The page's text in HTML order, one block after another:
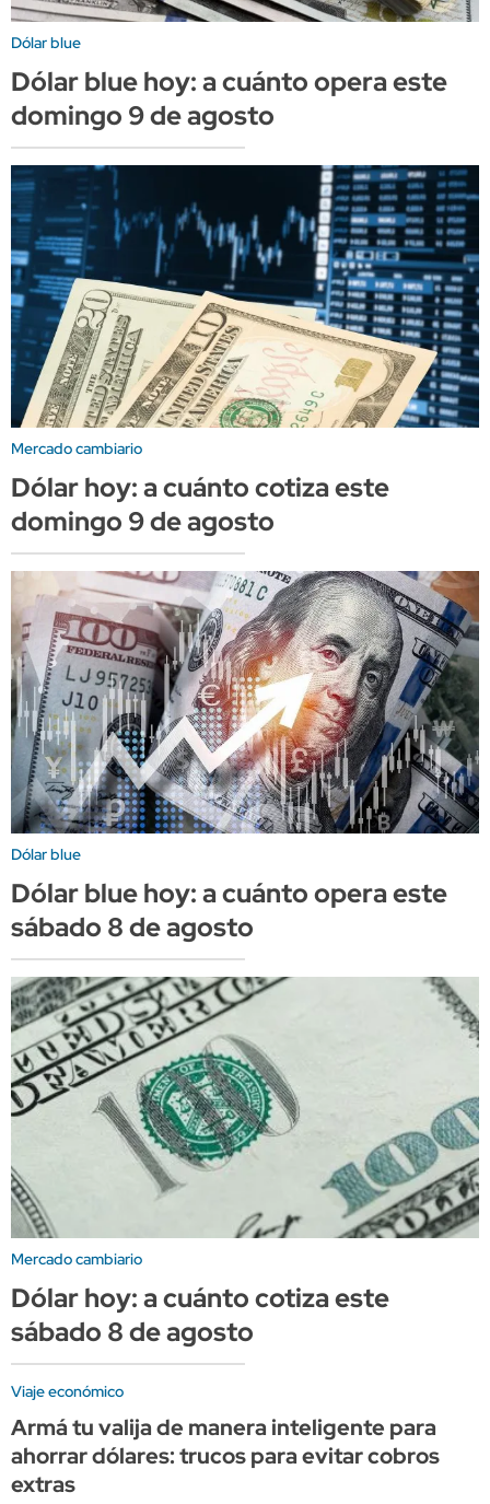
Dólar blue
Dólar blue hoy: a cuánto opera este
domingo 9 de agosto
Mercado cambiario
Dólar hoy: a cuánto cotiza este
domingo 9 de agosto
Dólar blue
Dólar blue hoy: a cuánto opera este
sábado 8 de agosto
Mercado cambiario
Dólar hoy: a cuánto cotiza este
sábado 8 de agosto
Viaje económico
Armá tu valija de manera inteligente para
ahorrar dólares: trucos para evitar cobros
extras